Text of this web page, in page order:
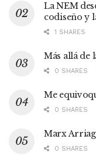
La NEM
codiseño y
1 SHARES
Más allá de
0 SHARES
Me
0 SHARES
Marx
0 SHARES